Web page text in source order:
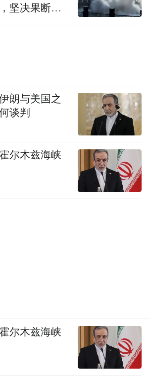
对温州情侣对一款宝可梦的剃
坚决果断转
朗与美国之
谈判
尔木兹海峡
尔木兹海峡